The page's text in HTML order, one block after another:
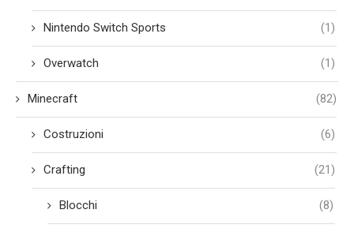
Nintendo Switch Sports (1)
Overwatch (1)
Minecraft (82)
Costruzioni (6)
Crafting (21)
Blocchi (8)